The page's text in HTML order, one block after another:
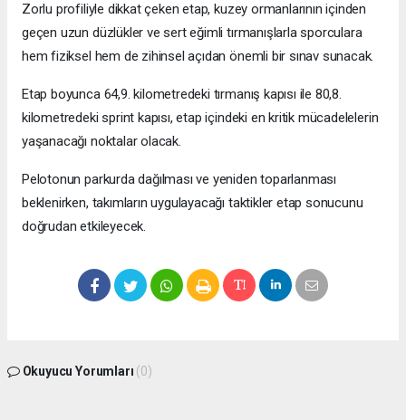
Zorlu profiliyle dikkat çeken etap, kuzey ormanlarının içinden
geçen uzun düzlükler ve sert eğimli tırmanışlarla sporculara
hem fiziksel hem de zihinsel açıdan önemli bir sınav sunacak.
Etap boyunca 64,9. kilometredeki tırmanış kapısı ile 80,8.
kilometredeki sprint kapısı, etap içindeki en kritik mücadelelerin
yaşanacağı noktalar olacak.
Pelotonun parkurda dağılması ve yeniden toparlanması
beklenirken, takımların uygulayacağı taktikler etap sonucunu
doğrudan etkileyecek.
Okuyucu Yorumları (0)